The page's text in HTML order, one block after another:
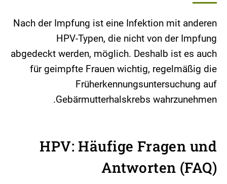
Nach der Impfung ist eine Infektion mit anderen
HPV-Typen, die nicht von der Impfung
abgedeckt werden, möglich. Deshalb ist es auch
für geimpfte Frauen wichtig, regelmäßig die
Früherkennungsuntersuchung auf
Gebärmutterhalskrebs wahrzunehmen.
HPV: Häufige Fragen und
Antworten (FAQ)